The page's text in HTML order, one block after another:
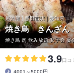
居酒屋 | 豊田市駅 | 愛知県
焼き鳥 きんざ
焼き鳥 肉 飲み放題 女子会 宴
3.9口コ
4001～5000円